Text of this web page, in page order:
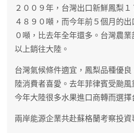
２００９年，台灣出口新鮮鳳梨
４８９０噸，而今年前５個月的
０噸，比去年全年還多。台灣農
以上銷往大陸。
台灣氣候條件適宜，鳳梨品種優
陸消費者喜愛。去年菲律賓受颱
今年大陸很多水果進口商轉而選擇
兩岸能源企業共赴蘇格蘭考察投資